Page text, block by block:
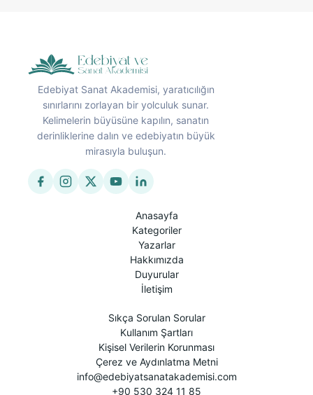
Edebiyat Sanat Akademisi, yaratıcılığın
sınırlarını zorlayan bir yolculuk sunar.
Kelimelerin büyüsüne kapılın, sanatın
derinliklerine dalın ve edebiyatın büyük
mirasıyla buluşun.
Anasayfa
Kategoriler
Yazarlar
Hakkımızda
Duyurular
İletişim
Sıkça Sorulan Sorular
Kullanım Şartları
Kişisel Verilerin Korunması
Çerez ve Aydınlatma Metni
info@edebiyatsanatakademisi.com
+90 530 324 11 85